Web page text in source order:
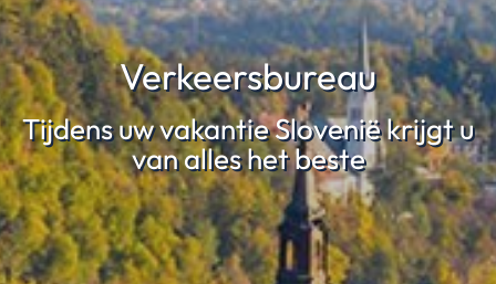
Verkeersbureau
Tijdens uw vakantie Slovenië krijgt u
van alles het beste